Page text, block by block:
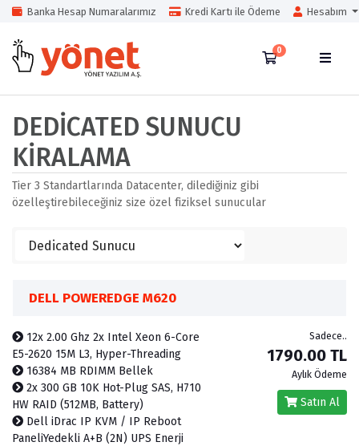
Banka Hesap Numaralarımız Kredi Kartı ile Ödeme Hesabım
0
Sepet
DEDICATED SUNUCU
KIRALAMA
Tier 3 Standartlarında Datacenter, dilediğiniz gibi
özelleştirebileceğiniz size özel fiziksel sunucular
DELL POWEREDGE M620
12x 2.00 Ghz 2x Intel Xeon 6-Core
E5-2620 15M L3, Hyper-Threading
16384 MB RDIMM Bellek
2x 300 GB 10K Hot-Plug SAS, H710
HW RAID (512MB, Battery)
Dell iDrac IP KVM / IP Reboot
PaneliYedekli A+B (2N) UPS Enerji
Sadece..
1790.00 TL
Aylık Ödeme
Satın Al